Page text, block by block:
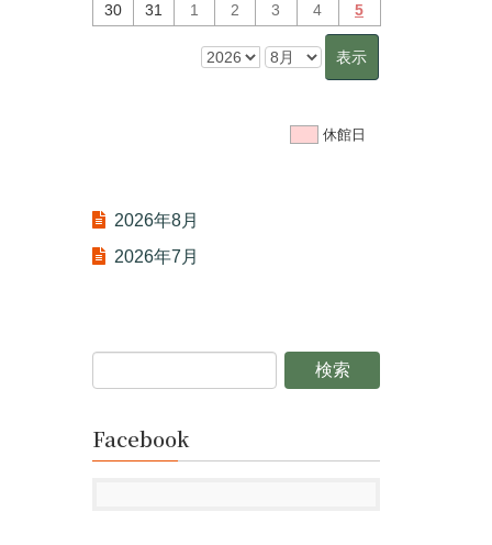
30
31 1 2 3 4 5
休館日
2026年8月
2026年7月
Facebook